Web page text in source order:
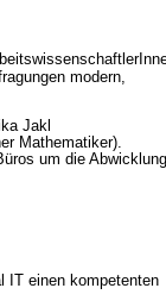
modern,
Jakl
Mathematiker).
um die
IT einen kompetenten